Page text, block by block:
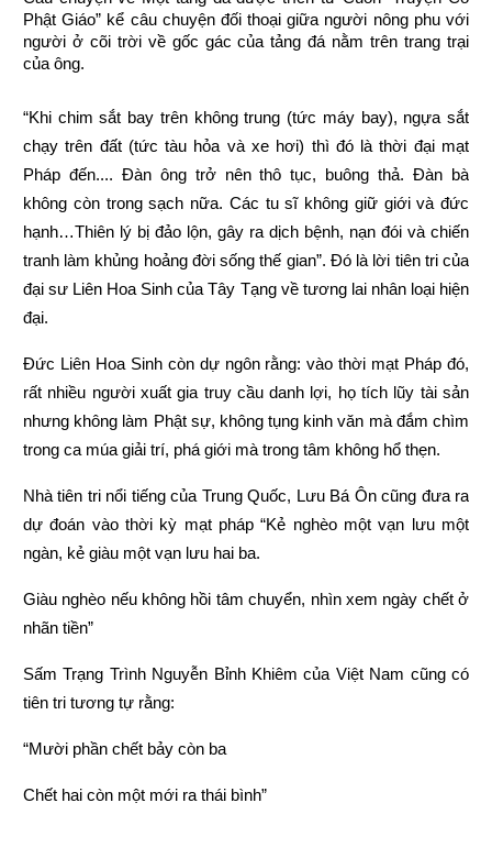
Phật Giáo” kể câu chuyện đối thoại giữa người nông phu với
người ở cõi trời về gốc gác của tảng đá nằm trên trang trại
của ông.
“Khi chim sắt bay trên không trung (tức máy bay), ngựa sắt
chạy trên đất (tức tàu hỏa và xe hơi) thì đó là thời đại mạt
Pháp đến.... Đàn ông trở nên thô tục, buông thả. Đàn bà
không còn trong sạch nữa. Các tu sĩ không giữ giới và đức
hạnh…Thiên lý bị đảo lộn, gây ra dịch bệnh, nạn đói và chiến
tranh làm khủng hoảng đời sống thế gian”. Đó là lời tiên tri của
đại sư Liên Hoa Sinh của Tây Tạng về tương lai nhân loại hiện
đại.
Đức Liên Hoa Sinh còn dự ngôn rằng: vào thời mạt Pháp đó,
rất nhiều người xuất gia truy cầu danh lợi, họ tích lũy tài sản
nhưng không làm Phật sự, không tụng kinh văn mà đắm chìm
trong ca múa giải trí, phá giới mà trong tâm không hổ thẹn.
Nhà tiên tri nổi tiếng của Trung Quốc, Lưu Bá Ôn cũng đưa ra
dự đoán vào thời kỳ mạt pháp “Kẻ nghèo một vạn lưu một
ngàn, kẻ giàu một vạn lưu hai ba.
Giàu nghèo nếu không hồi tâm chuyển, nhìn xem ngày chết ở
nhãn tiền”
Sấm Trạng Trình Nguyễn Bỉnh Khiêm của Việt Nam cũng có
tiên tri tương tự rằng:
“Mười phần chết bảy còn ba
Chết hai còn một mới ra thái bình”